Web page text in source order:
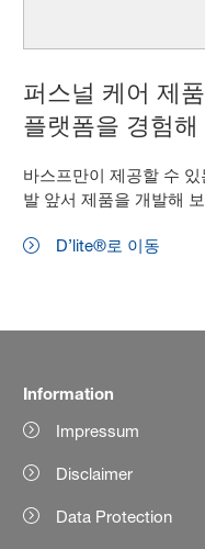
퍼스널 케어 제
플랫폼을 경험해
바스프만이 제공할 수
발 앞서 제품을 개발해
D’lite®로 이동
Information
Impressum
Disclaimer
Data Protection